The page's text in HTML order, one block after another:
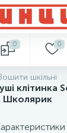
0 0
шкільні
клітинка
Школярик